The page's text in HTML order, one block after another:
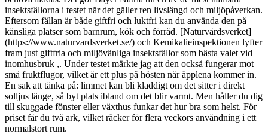
insektsfällorna i testet när det gäller ren livslängd och miljöpåverkan.
Eftersom fällan är både giftfri och luktfri kan du använda den på
känsliga platser som barnrum, kök och förråd. [Naturvårdsverket]
(https://www.naturvardsverket.se/) och Kemikalieinspektionen lyfter
fram just giftfria och miljövänliga insektsfällor som bästa valet vid
inomhusbruk ,. Under testet märkte jag att den också fungerar mot
små fruktflugor, vilket är ett plus på hösten när äpplena kommer in.
En sak att tänka på: limmet kan bli kladdigt om det sitter i direkt
solljus länge, så byt plats ibland om det blir varmt. Men håller du dig
till skuggade fönster eller växthus funkar det hur bra som helst. För
priset får du två ark, vilket räcker för flera veckors användning i ett
normalstort rum.